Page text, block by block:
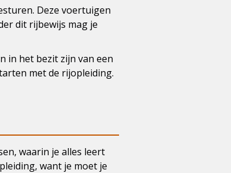
Deze voertuigen
dit rijbewijs mag je
in het bezit zijn van een
met de rijopleiding.
waarin je alles leert
want je moet je